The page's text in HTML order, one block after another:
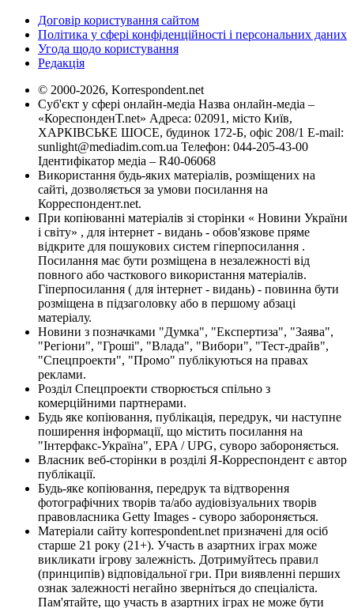
Договір користування сайтом
Політика у сфері конфіденційності і персональних даних
Угода щодо користування
Редакція
© 2000-2026, Korrespondent.net
Суб'єкт у сфері онлайн-медіа Назва онлайн-медіа –
«КореспонденТ.net» Адреса: 02091, місто Київ,
ХАРКІВСЬКЕ ШОСЕ, будинок 172-Б, офіс 208/1 E-mail:
sunlight@mediadim.com.ua Телефон: 044-205-43-00
Ідентифікатор медіа – R40-06068
Використання будь-яких матеріалів, розміщених на
сайті, дозволяється за умови посилання на
Корреспондент.net.
При копіюванні матеріалів зі сторінки « Новини України
і світу» , для інтернет - видань - обов'язкове пряме
відкрите для пошукових систем гіперпосилання .
Посилання має бути розміщена в незалежності від
повного або часткового використання матеріалів.
Гіперпосилання ( для інтернет - видань) - повинна бути
розміщена в підзаголовку або в першому абзаці
матеріалу.
Новини з позначками "Думка", "Експертиза", "Заява",
"Регіони", "Гроші", "Влада", "Вибори", "Тест-драйв",
"Спецпроекти", "Промо" публікуються на правах
реклами.
Розділ Спецпроекти створюється спільно з
комерційними партнерами.
Будь яке копіювання, публікація, передрук, чи наступне
поширення інформації, що містить посилання на
"Інтерфакс-Україна", EPA / UPG, суворо забороняється.
Власник веб-сторінки в розділі Я-Корреспондент є автор
публікації.
Будь-яке копіювання, передрук та відтворення
фотографічних творів та/або аудіовізуальних творів
правовласника Getty Images - суворо забороняється.
Матеріали сайту korrespondent.net призначені для осіб
старше 21 року (21+). Участь в азартних іграх може
викликати ігрову залежність. Дотримуйтесь правил
(принципів) відповідальної гри. При виявленні перших
ознак залежності негайно зверніться до спеціаліста.
Пам'ятайте, що участь в азартних іграх не може бути